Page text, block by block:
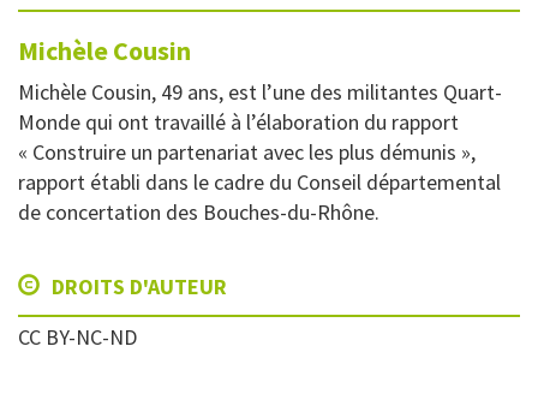
MichèleCousin
Michèle Cousin, 49 ans, est l’une des militantes Quart-
Monde qui ont travaillé à l’élaboration du rapport
« Construire un partenariat avec les plus démunis »,
rapport établi dans le cadre du Conseil départemental
de concertation des Bouches-du-Rhône.
DROITS D'AUTEUR
CC BY-NC-ND